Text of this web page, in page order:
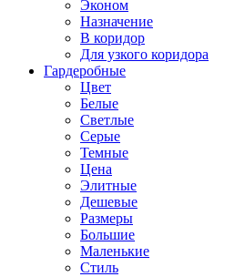
Эконом
Назначение
В коридор
Для узкого коридора
Гардеробные
Цвет
Белые
Светлые
Серые
Темные
Цена
Элитные
Дешевые
Размеры
Большие
Маленькие
Стиль